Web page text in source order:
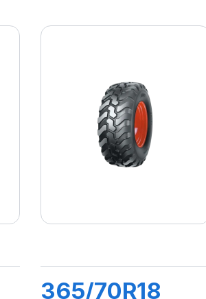
365/70R18